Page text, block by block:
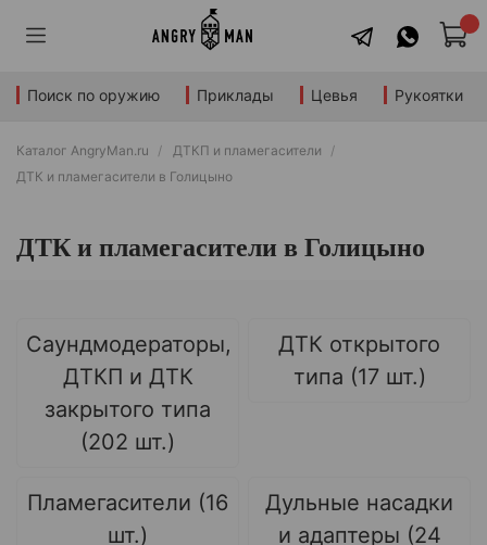
Поиск по оружию Приклады Цевья Рукоятки
Каталог AngryMan.ru
ДТКП и пламегасители
ДТК и пламегасители в Голицыно
ДТК и пламегасители в Голицыно
Саундмодераторы,
ДТКП и ДТК
закрытого типа
(202 шт.)
ДТК открытого
типа (17 шт.)
Пламегасители (16
шт.)
Дульные насадки
и адаптеры (24